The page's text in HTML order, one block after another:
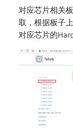
对应芯片相关
取，根据板子
对应芯片的